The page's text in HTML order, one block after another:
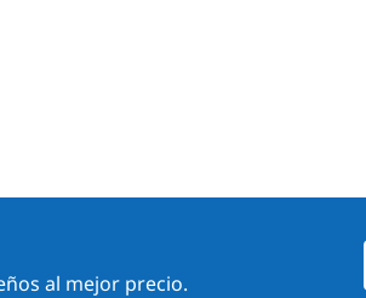
al mejor precio.